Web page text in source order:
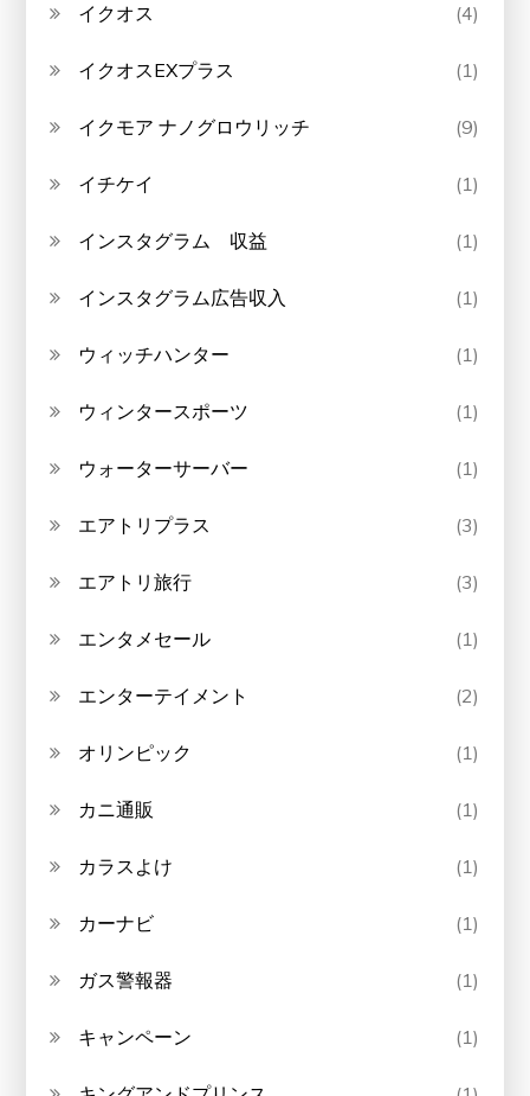
イクオス (4)
イクオスEXプラス (1)
イクモア ナノグロウリッチ (9)
イチケイ (1)
インスタグラム 収益 (1)
インスタグラム広告収入 (1)
ウィッチハンター (1)
ウィンタースポーツ (1)
ウォーターサーバー (1)
エアトリプラス (3)
エアトリ旅行 (3)
エンタメセール (1)
エンターテイメント (2)
オリンピック (1)
カニ通販 (1)
カラスよけ (1)
カーナビ (1)
ガス警報器 (1)
キャンペーン (1)